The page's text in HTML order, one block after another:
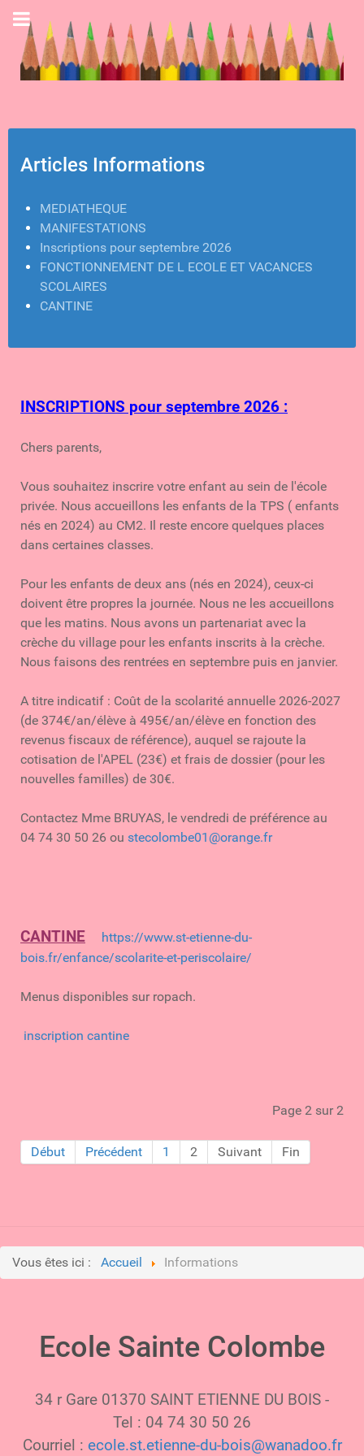
Articles Informations
MEDIATHEQUE
MANIFESTATIONS
Inscriptions pour septembre 2026
FONCTIONNEMENT DE L ECOLE ET VACANCES
SCOLAIRES
CANTINE
INSCRIPTIONS pour septembre 2026 :
Chers parents,
Vous souhaitez inscrire votre enfant au sein de l'école
privée. Nous accueillons les enfants de la TPS ( enfants
nés en 2024) au CM2. Il reste encore quelques places
dans certaines classes.
Pour les enfants de deux ans (nés en 2024), ceux-ci
doivent être propres la journée. Nous ne les accueillons
que les matins. Nous avons un partenariat avec la
crèche du village pour les enfants inscrits à la crèche.
Nous faisons des rentrées en septembre puis en janvier.
A titre indicatif : Coût de la scolarité annuelle 2026-2027
(de 374€/an/élève à 495€/an/élève en fonction des
revenus fiscaux de référence), auquel se rajoute la
cotisation de l'APEL (23€) et frais de dossier (pour les
nouvelles familles) de 30€.
Contactez Mme BRUYAS, le vendredi de préférence au
04 74 30 50 26 ou stecolombe01@orange.fr
CANTINE
https://www.st-etienne-du-
bois.fr/enfance/scolarite-et-periscolaire/
Menus disponibles sur ropach.
inscription cantine
Page 2 sur 2
Début Précédent 1 2 Suivant Fin
Vous êtes ici : Accueil Informations
Ecole Sainte Colombe
34 r Gare 01370 SAINT ETIENNE DU BOIS -
Tel : 04 74 30 50 26
Courriel : ecole.st.etienne-du-bois@wanadoo.fr